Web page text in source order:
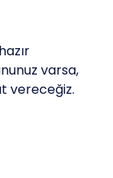
varsa,
vereceğiz.